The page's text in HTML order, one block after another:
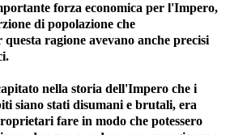
forza economica per l'Impero,
di popolazione che
ragione avevano anche precisi
nella storia dell'Impero che i
siano stati disumani e brutali, era
fare in modo che potessero